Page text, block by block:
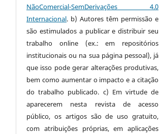
NãoComercial-SemDerivações 4.0
Internacional. b) Autores têm permissão e
são estimulados a publicar e distribuir seu
trabalho online (ex.: em repositórios
institucionais ou na sua página pessoal), já
que isso pode gerar alterações produtivas,
bem como aumentar o impacto e a citação
do trabalho publicado. c) Em virtude de
aparecerem nesta revista de acesso
público, os artigos são de uso gratuito,
com atribuições próprias, em aplicações